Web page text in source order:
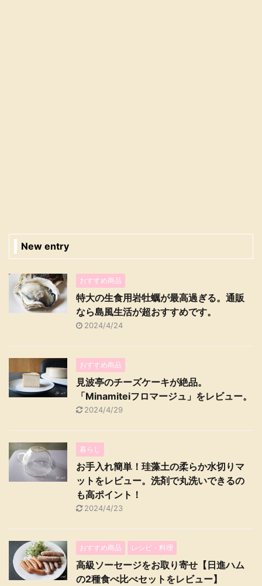
New entry
おすすめ商品
特大の生食用岩牡蠣が最高過ぎる。通販
なら島風生活が超おすすめです。
2024/4/24
おすすめ商品
見波亭のチーズケーキが絶品。
「Minamiteiフロマージュ」をレビュー。
2024/4/29
暮らし
お手入れ簡単！珪藻土の柔らか水切りマ
ットをレビュー。洗剤で丸洗いできるの
も高ポイント！
2024/4/23
おすすめ商品 レシピ・料理
高級ソーセージをお取り寄せ【日進ハム
の2種食べ比べセットをレビュー】